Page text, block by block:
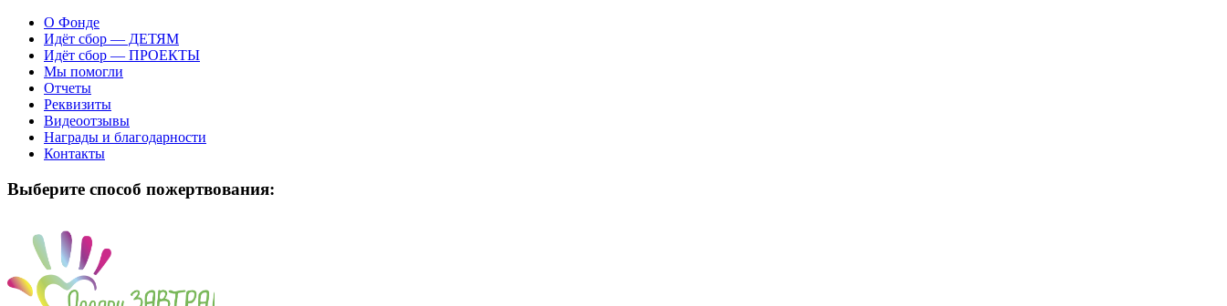
О Фонде
Идёт сбор — ДЕТЯМ
Идёт сбор — ПРОЕКТЫ
Мы помогли
Отчеты
Реквизиты
Видеоотзывы
Награды и благодарности
Контакты
Выберите способ пожертвования: